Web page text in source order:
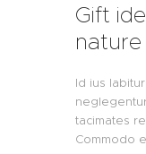
Gift
Id ius
tacimates
Commodo